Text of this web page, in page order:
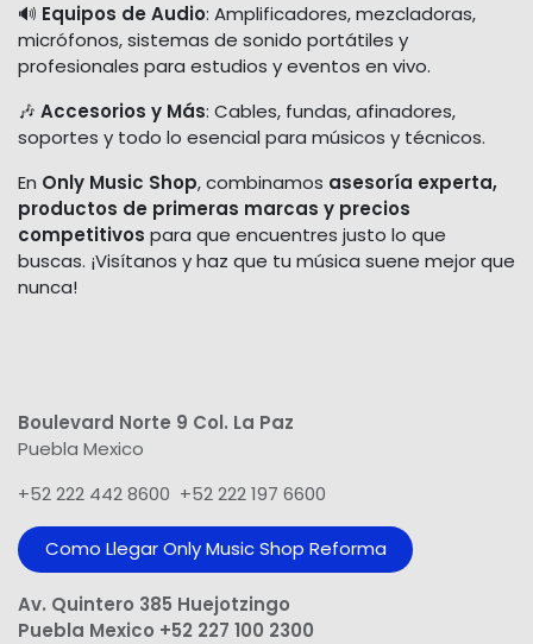
🔊 Equipos de Audio: Amplificadores, mezcladoras,
micrófonos, sistemas de sonido portátiles y
profesionales para estudios y eventos en vivo.
🎶 Accesorios y Más: Cables, fundas, afinadores,
soportes y todo lo esencial para músicos y técnicos.
En Only Music Shop, combinamos asesoría experta,
productos de primeras marcas y precios
competitivos para que encuentres justo lo que
buscas. ¡Visítanos y haz que tu música suene mejor que
nunca!
Boulevard Norte 9 Col. La Paz
Puebla Mexico
+52 222 442 8600 +52 222 197 6600
Como Llegar Only Music Shop​ Reforma
Av. Quintero 385 Huejotzingo
Puebla Mexico +52 227 100 2300